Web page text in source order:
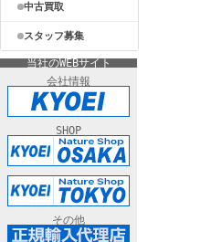
中古買取
スタッフ募集
当社のWEBサイト
会社情報
SHOP
その他